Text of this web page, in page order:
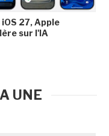
iOS 27, Apple
sur l'IA
UNE